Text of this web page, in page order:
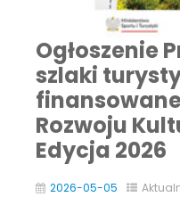
Ogłoszenie
szlaki
Rozwoju
Edycja 2026
2026-05-05